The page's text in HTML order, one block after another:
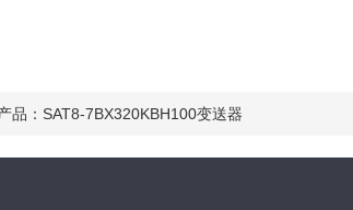
品： SAT8-7BX320KBH100变送器